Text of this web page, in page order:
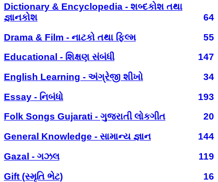
Dictionary & Encyclopedia - શબ્દકોશ તથા
જ્ઞાનકોશ
64
Drama & Film - નાટકો તથા ફિલ્મ
55
Educational - શિક્ષણ સંબંધી
147
English Learning - અંગ્રેજી શીખો
34
Essay - નિબંધો
193
Folk Songs Gujarati - ગુજરાતી લોકગીત
20
General Knowledge - સામાન્ય જ્ઞાન
144
Gazal - ગઝલ
119
Gift (સ્મૃતિ ભેટ)
16